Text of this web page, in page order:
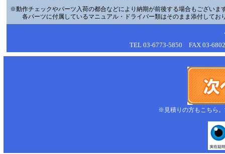
※動作チェックやパーツ入荷の都合などにより納期が前後する場合もございま
各パーツに付属しているマニュアル・ドライバー類はそのまま添付してお
TEL 03-6773-5850 FAX 03-
※見積りの方もこちら